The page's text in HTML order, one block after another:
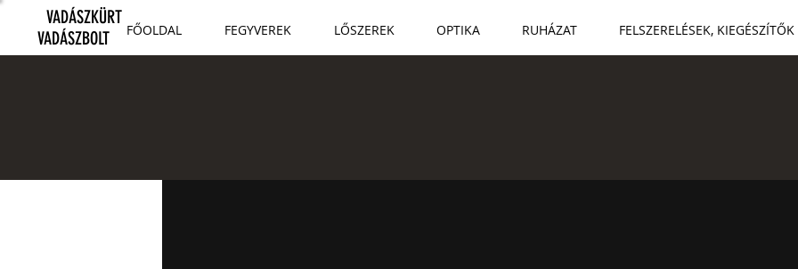
FŐOLDAL FEGYVEREK LŐSZEREK OPTIKA RUHÁZAT FELSZERELÉSEK, KIEGÉSZÍTŐK
VADÁSZKÜRT
VADÁSZBOLT